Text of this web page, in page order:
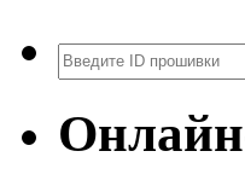
Поиск